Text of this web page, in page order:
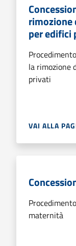
rimozione
per edifici
la rimozione
privati
VAI ALLA
maternità